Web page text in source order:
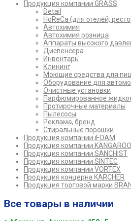
Продукция компании GRASS
Detail
HoReCa (для отелей,
Автохимия
Автохимия розница
Аппараты высокого
Диспенсера
Инвентарь
Клининг
Моющие средства для
Оборудование для
Очистные установки
Парфюмированное
Протирочные материалы
Пылесосы
Реклама, бренд
Стиральные порошки
Продукция компании iFOAM
Продукция компании KANGAROO
Продукция компании SANCHIST
Продукция компании SINTEC
Продукция компании VORTEX
Продукция концерна KARCHER
Продукция торговой марки
Все товары в наличии